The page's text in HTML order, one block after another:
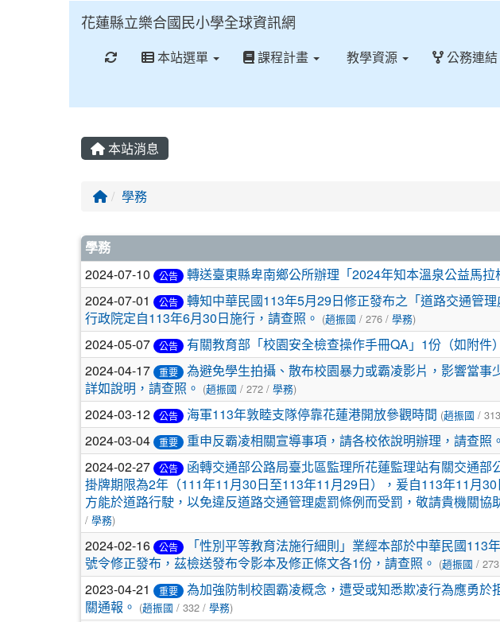
花蓮縣立樂合國民小學全球資訊網
重新取得佈景設定
本站選單 課程計畫 教學資源 公務連結
本站消息
回首頁
學務
文章列表
學務
2024-07-10 公告 轉送臺東縣卑南鄉公所辦理「2024年知本溫泉公益馬拉
2024-07-01 公告
轉知中華民國113年5月29日修正發布之「道路交通管
行政院定自113年6月30日施行，請查照。 (趙振國 / 276 / 學務)
2024-05-07 公告 有關教育部「校園安全檢查操作手冊QA」1份（如附件
2024-04-17 重要
為避免學生拍攝、散布校園暴力或霸凌影片，影響當事
詳如說明，請查照。 (趙振國 / 272 / 學務)
2024-03-12 公告 海軍113年敦睦支隊停靠花蓮港開放參觀時間 (趙振國 /
2024-03-04 重要 重申反霸凌相關宣導事項，請各校依說明辦理，請查照。
2024-02-27 公告
函轉交通部公路局臺北區監理所花蓮監理站有關交通
掛牌期限為2年（111年11月30日至113年11月29日），爰自113年11月
方能於道路行駛，以免違反道路交通管理處罰條例而受罰，敬請貴機關協
/ 學務)
2024-02-16 公告
「性別平等教育法施行細則」業經本部於中華民國
號令修正發布，茲檢送發布令影本及修正條文各1份，請查照。 (趙振國 /
2023-04-21 重要
為加強防制校園霸凌概念，遭受或知悉欺凌行為應勇
關通報。 (趙振國 / 332 / 學務)